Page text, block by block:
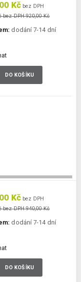
Kč bez DPH
bez DPH 920,00 Kč
dodání 7-14 dní
DO KOŠÍKU
Kč bez DPH
bez DPH 940,00 Kč
dodání 7-14 dní
DO KOŠÍKU